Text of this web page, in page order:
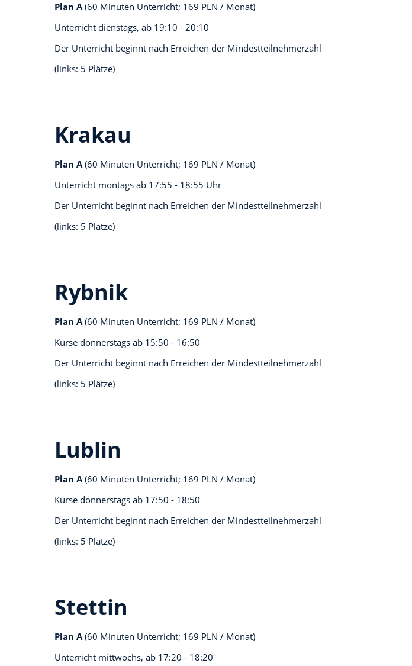
Plan A(60 Minuten Unterricht; 169 PLN / Monat)
Unterricht dienstags, ab 19:10 - 20:10
Der Unterricht beginnt nach Erreichen der Mindestteilnehmerzahl
(links: 5 Plätze)
Krakau
Plan A(60 Minuten Unterricht; 169 PLN / Monat)
Unterricht montags ab 17:55 - 18:55 Uhr
Der Unterricht beginnt nach Erreichen der Mindestteilnehmerzahl
(links: 5 Plätze)
Rybnik
Plan A(60 Minuten Unterricht; 169 PLN / Monat)
Kurse donnerstags ab 15:50 - 16:50
Der Unterricht beginnt nach Erreichen der Mindestteilnehmerzahl
(links: 5 Plätze)
Lublin
Plan A(60 Minuten Unterricht; 169 PLN / Monat)
Kurse donnerstags ab 17:50 - 18:50
Der Unterricht beginnt nach Erreichen der Mindestteilnehmerzahl
(links: 5 Plätze)
Stettin
Plan A(60 Minuten Unterricht; 169 PLN / Monat)
Unterricht mittwochs, ab 17:20 - 18:20